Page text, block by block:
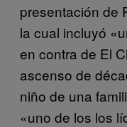
presentación de
la cual incluyó
en contra de El
ascenso de
niño de una
«uno de los los